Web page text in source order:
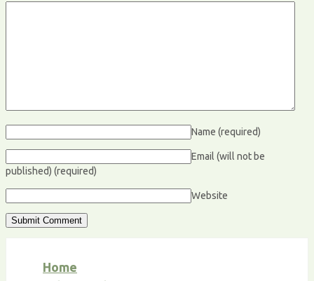
Name (required)
Email (will not be
published) (required)
Website
Home